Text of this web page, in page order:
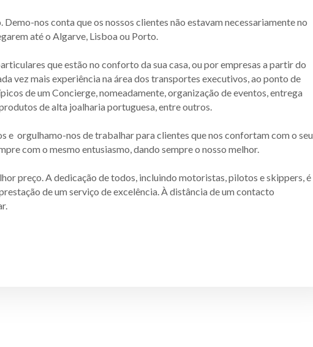
nos conta que os nossos clientes não estavam necessariamente no
até o Algarve, Lisboa ou Porto.
que estão no conforto da sua casa, ou por empresas a partir do
vez mais experiência na área dos transportes executivos, ao ponto de
de um Concierge, nomeadamente, organização de eventos, entrega
de alta joalharia portuguesa, entre outros.
e orgulhamo-nos de trabalhar para clientes que nos confortam com o seu
com o mesmo entusiasmo, dando sempre o nosso melhor.
preço. A dedicação de todos, incluindo motoristas, pilotos e skippers, é
de um serviço de excelência. À distância de um contacto